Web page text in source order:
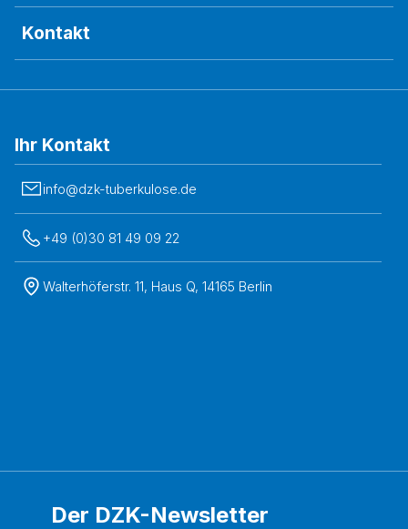
Kontakt
Ihr Kontakt
info@dzk-tuberkulose.de
+49 (0)30 81 49 09 22
Walterhöferstr. 11, Haus Q, 14165 Berlin
Der DZK-Newsletter